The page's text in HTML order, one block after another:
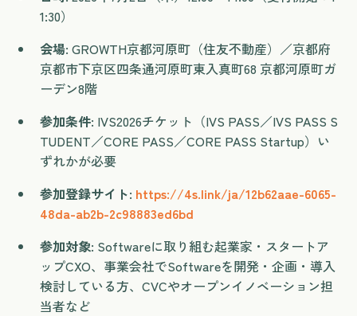
1:30）
会場: GROWTH京都河原町（住友不動産）／京都府
京都市下京区四条通河原町東入真町68 京都河原町ガ
ーデン8階
参加条件: IVS2026チケット（IVS PASS／IVS PASS S
TUDENT／CORE PASS／CORE PASS Startup）い
ずれかが必要
参加登録サイト: https://4s.link/ja/12b62aae-6065-
48da-ab2b-2c98883ed6bd
参加対象: Softwareに取り組む起業家・スタートア
ップCXO、事業会社でSoftwareを開発・企画・導入
検討している方、CVCやオープンイノベーション担
当者など